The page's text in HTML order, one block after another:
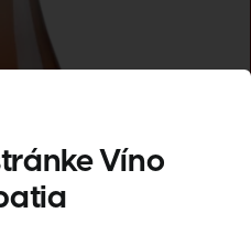
Víno